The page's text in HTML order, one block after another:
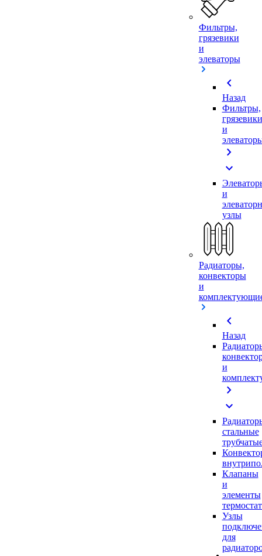
Фильтры,
грязевики
и
элеваторы
chevron_left
Назад
Фильтры,
грязевики
и
chevron_right
expand_more
и
узлы
Радиаторы,
конвекторы
и
chevron_left
Назад
и
chevron_right
expand_more
стальные
Клапаны
и
элементы
Узлы
для